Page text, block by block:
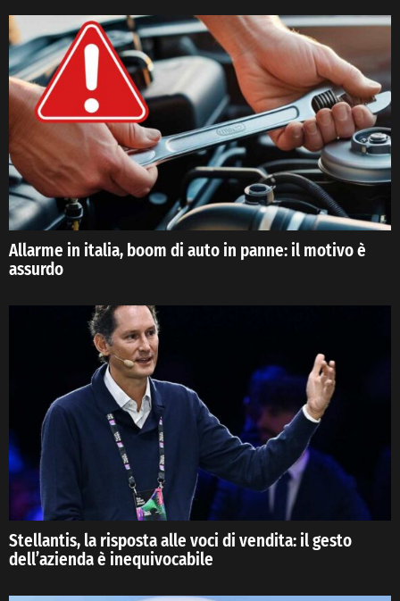
Allarme in italia, boom di auto in panne: il motivo è
assurdo
Stellantis, la risposta alle voci di vendita: il gesto
dell’azienda è inequivocabile